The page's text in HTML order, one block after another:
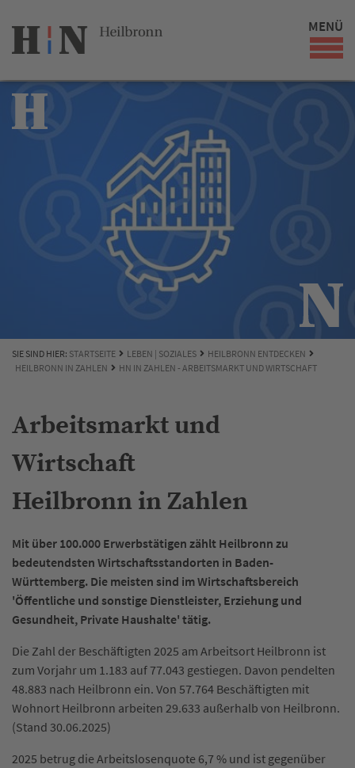
MENÜ
SIE SIND HIER: STARTSEITE LEBEN | SOZIALES
HEILBRONN ENTDECKEN
HEILBRONN IN ZAHLEN
HN IN ZAHLEN - ARBEITSMARKT UND WIRTSCHAFT
Arbeitsmarkt und
Wirtschaft
Heilbronn in Zahlen
Mit über 100.000 Erwerbstätigen zählt Heilbronn zu
bedeutendsten Wirtschaftsstandorten in Baden-
Württemberg. Die meisten sind im Wirtschaftsbereich
'Öffentliche und sonstige Dienstleister, Erziehung und
Gesundheit, Private Haushalte' tätig.
Die Zahl der Beschäftigten 2025 am Arbeitsort Heilbronn ist
zum Vorjahr um 1.183 auf 77.043 gestiegen. Davon pendelten
48.883 nach Heilbronn ein. Von 57.764 Beschäftigten mit
Wohnort Heilbronn arbeiten 29.633 außerhalb von Heilbronn.
(Stand 30.06.2025)
2025 betrug die Arbeitslosenquote 6,7 % und ist gegenüber